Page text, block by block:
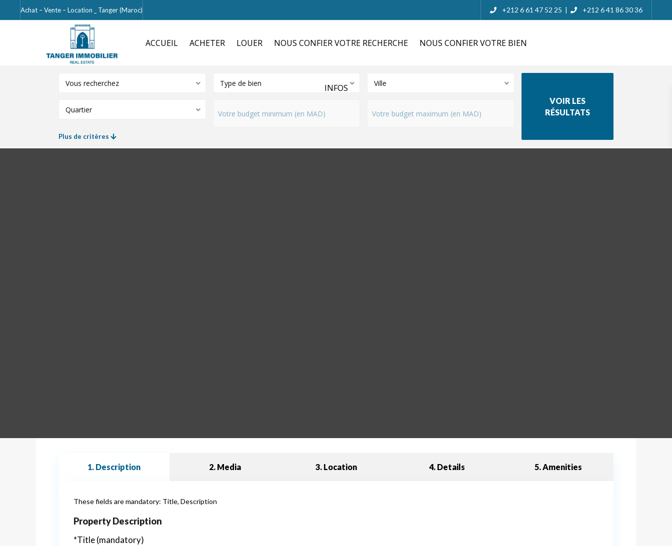
Achat – Vente – Location _ Tanger (Maroc) +212 6 61 47 52 25 +212 6 41 86 30 36
ACCUEIL ACHETER LOUER NOUS CONFIER VOTRE RECHERCHE NOUS CONFIER VOTRE BIEN
INFOS
Vous recherchez Type de bien Ville
Quartier
Plus de critères
1. Description 2. Media 3. Location 4. Details 5. Amenities
These fields are mandatory: Title, Description
Property Description
*Title (mandatory)